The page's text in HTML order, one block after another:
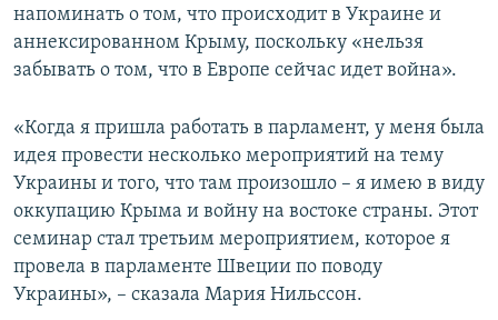
напоминать о том, что происходит в Украине и
аннексированном Крыму, поскольку «нельзя
забывать о том, что в Европе сейчас идет война».
«Когда я пришла работать в парламент, у меня была
идея провести несколько мероприятий на тему
Украины и того, что там произошло – я имею в виду
оккупацию Крыма и войну на востоке страны. Этот
семинар стал третьим мероприятием, которое я
провела в парламенте Швеции по поводу
Украины», – сказала Мария Нильссон.